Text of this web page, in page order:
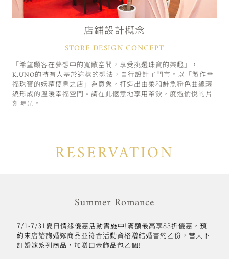
店鋪設計概念
STORE DESIGN CONCEPT
「希望顧客在夢想中的寬敞空間，享受挑選珠寶的樂趣」，
K.UNO的持有人基於這樣的想法，自行設計了門市。以「製作幸
福珠寶的妖精棲息之店」為意象，打造出由柔和鮭魚粉色曲線環
繞形成的溫暖幸福空間。請在此愜意地享用茶飲，度過愉悅的片
刻時光。
RESERVATION
Summer Romance
7/1-7/31夏日情緣優惠活動實施中!滿額最高享83折優惠，預
約來店諮詢婚嫁商品並符合活動資格贈結婚書約乙份，當天下
訂婚嫁系列商品，加贈口金飾品包乙個!